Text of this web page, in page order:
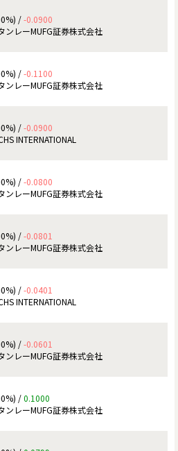
/-0.0900
ンレーMUFG証券株式会社
/-0.1100
ンレーMUFG証券株式会社
/-0.0900
INTERNATIONAL
/-0.0800
ンレーMUFG証券株式会社
/-0.0801
ンレーMUFG証券株式会社
/-0.0401
INTERNATIONAL
/-0.0601
ンレーMUFG証券株式会社
/0.1000
ンレーMUFG証券株式会社